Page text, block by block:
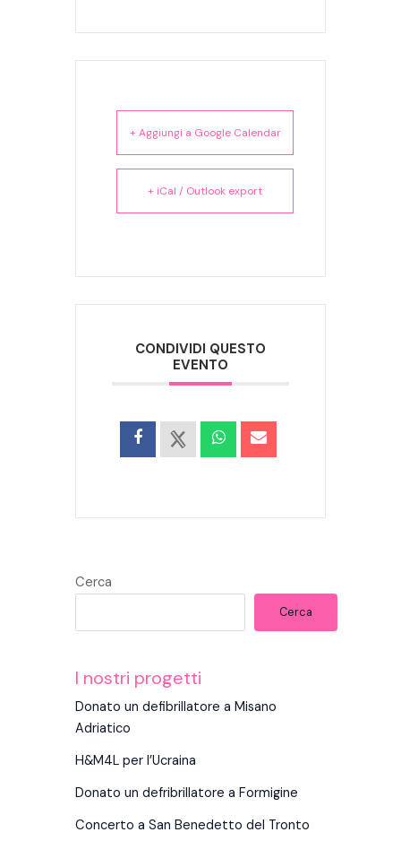
+ Aggiungi a Google Calendar
+ iCal / Outlook export
CONDIVIDI QUESTO
EVENTO
Cerca
Cerca
I nostri progetti
Donato un defibrillatore a Misano
Adriatico
H&M4L per l’Ucraina
Donato un defribrillatore a Formigine
Concerto a San Benedetto del Tronto